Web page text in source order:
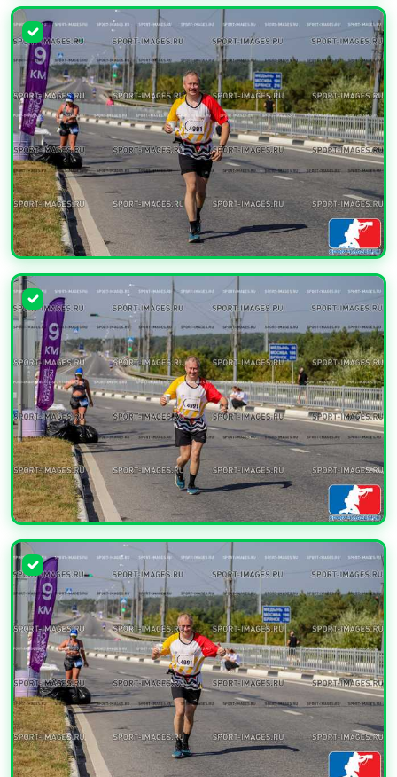
УВЕЛИЧИТЬ
УВЕЛИЧИТЬ
УВЕЛИЧИТЬ